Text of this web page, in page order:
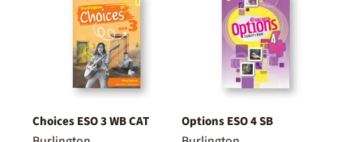
Choices ESO 3 WB CAT Options ESO 4 SB